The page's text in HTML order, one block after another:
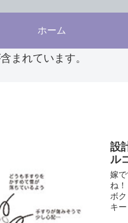
ホーム
まれています。
設
ル
嫁
ね
ボ
キ